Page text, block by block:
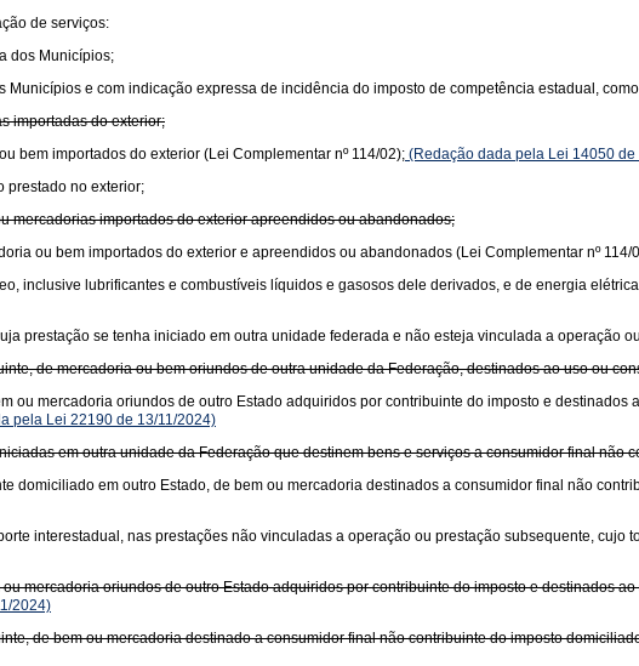
de serviços:
dos Municípios;
Municípios e com indicação expressa de incidência do imposto de competência estadual,
importadas do exterior;
bem importados do exterior (Lei Complementar nº 114/02); (Redação dada pela Lei 14050
prestado no exterior;
mercadorias importados do exterior apreendidos ou abandonados;
ou bem importados do exterior e apreendidos ou abandonados (Lei Complementar nº 114/
inclusive lubrificantes e combustíveis líquidos e gasosos dele derivados, e de energia
prestação se tenha iniciado em outra unidade federada e não esteja vinculada a operação
de mercadoria ou bem oriundos de outra unidade da Federação, destinados ao uso ou
ou mercadoria oriundos de outro Estado adquiridos por contribuinte do imposto e
pela Lei 22190 de 13/11/2024)
em outra unidade da Federação que destinem bens e serviços a consumidor final não
domiciliado em outro Estado, de bem ou mercadoria destinados a consumidor final não
interestadual, nas prestações não vinculadas a operação ou prestação subsequente,
mercadoria oriundos de outro Estado adquiridos por contribuinte do imposto e destinados
2024)
de bem ou mercadoria destinado a consumidor final não contribuinte do imposto